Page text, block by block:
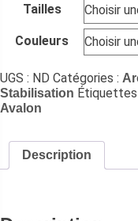
Tailles
Couleurs
UGS : ND Catégories :
Stabilisation Étiquettes
Avalon
Description